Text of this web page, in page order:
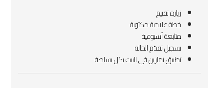
زيارة تقييم
خطة علاجية مكتوبة
متابعة أسبوعية
تسجيل تقدّم الحالة
تطبيق تمارين في البيت بكل بساطة